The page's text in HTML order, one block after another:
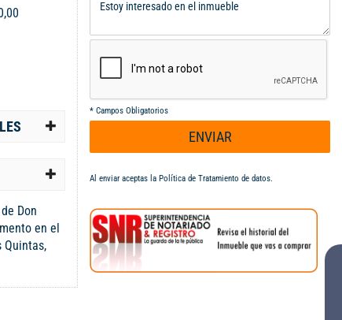
Don
en el
Quintas,
* Campos Obligatorios
ENVIAR
Al enviar aceptas la Política de Tratamiento de datos.